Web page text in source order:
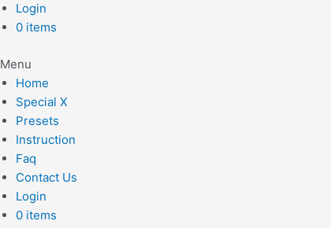
Login
0 items
Menu
Home
Special X
Presets
Instruction
Faq
Contact Us
Login
0 items